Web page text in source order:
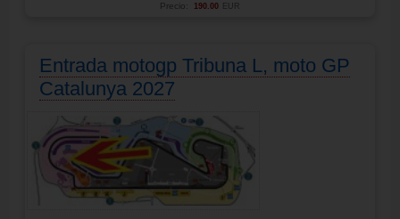
Precio: 190.00 EUR
Entrada motogp Tribuna L, moto GP
Catalunya 2027